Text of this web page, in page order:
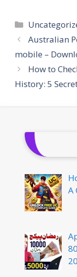
Categories
Australian
mobile –
How to
History: 5
A